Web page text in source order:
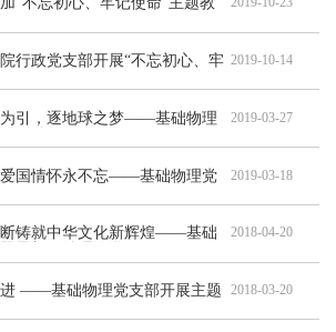
行政党支部开展“不忘初心、牢 2019-10-14
为引，逐地球之梦——基础物理
2019-03-27
国情怀永不忘​​——基础物理党
2019-03-18
断铸就中华文化新辉煌——基础
2018-04-20
——基础物理党支部开展主题
2018-03-20